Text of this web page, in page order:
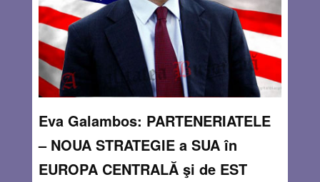
Eva Galambos: PARTENERIATELE
– NOUA STRATEGIE a SUA în
EUROPA CENTRALĂ şi de EST